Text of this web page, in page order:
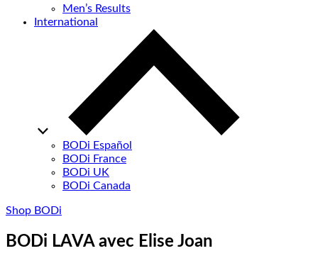
Men’s Results
International
BODi Español
BODi France
BODi UK
BODi Canada
Shop BODi
BODi LAVA avec Elise Joan